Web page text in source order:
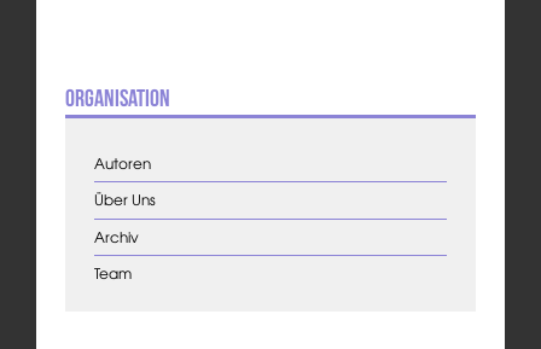
Organisation
Autoren
Über Uns
Archiv
Team